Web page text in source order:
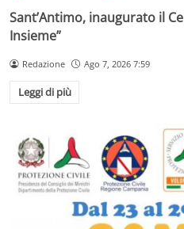
Sant’Antimo, inaugurato il
Insieme”
Redazione Ago 7, 2026 7:59
Leggi di più